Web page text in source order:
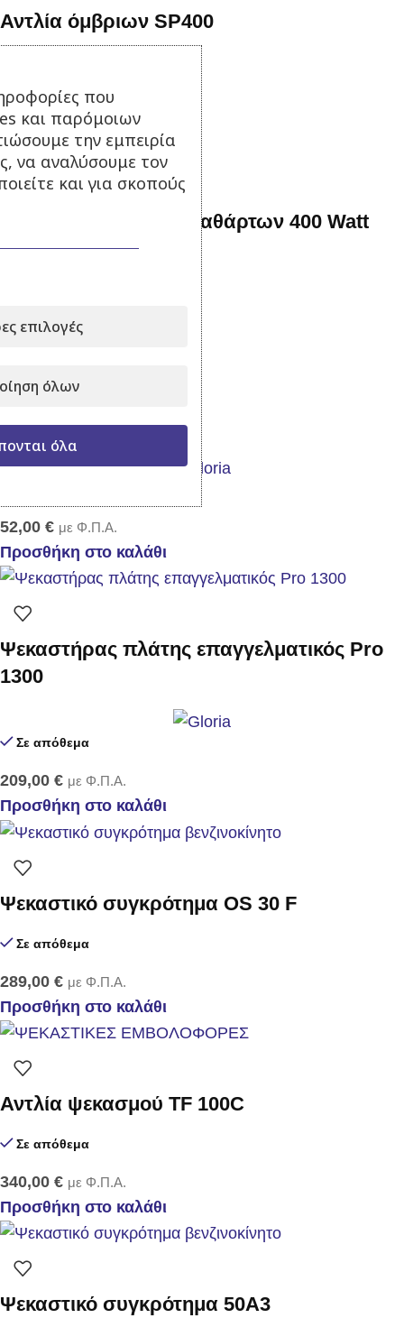
Αντλία όμβριων SP400
85,00€ 45,00€ με Φ.Π.Α.
Προσθήκη στο καλάθι
Υποβρύχια αντλία ακαθάρτων 400 Watt
Προσθήκη στο καλάθι
Ψεκαστήρας Prima 8
52,00 € με Φ.Π.Α.
Προσθήκη στο καλάθι
Ψεκαστήρας πλάτης επαγγελματικός Pro
1300
Σε απόθεμα
209,00 € με Φ.Π.Α.
Προσθήκη στο καλάθι
Ψεκαστικό συγκρότημα OS 30 F
Σε απόθεμα
289,00 € με Φ.Π.Α.
Προσθήκη στο καλάθι
Αντλία ψεκασμού TF 100C
Σε απόθεμα
340,00 € με Φ.Π.Α.
Προσθήκη στο καλάθι
Ψεκαστικό συγκρότημα 50Α3
που
και παρόμοιων
την εμπειρία
να αναλύσουμε τον
και για σκοπούς
επιλογές
όλων
όλα